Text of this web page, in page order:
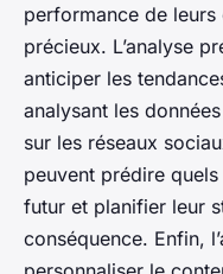
performance de
précieux. L’analyse
anticiper les
analysant les
sur les réseaux
peuvent prédire
futur et planifier leur
conséquence. Enfin,